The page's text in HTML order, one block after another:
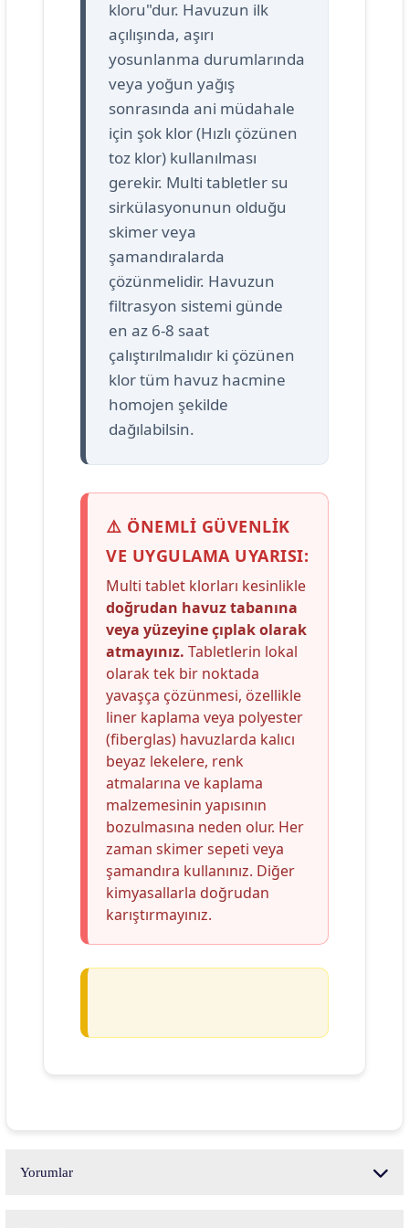
kloru"dur. Havuzun ilk
açılışında, aşırı
yosunlanma durumlarında
veya yoğun yağış
sonrasında ani müdahale
için şok klor (Hızlı çözünen
toz klor) kullanılması
gerekir. Multi tabletler su
sirkülasyonunun olduğu
skimer veya
şamandıralarda
çözünmelidir. Havuzun
filtrasyon sistemi günde
en az 6-8 saat
çalıştırılmalıdır ki çözünen
klor tüm havuz hacmine
homojen şekilde
dağılabilsin.
⚠️ ÖNEMLİ GÜVENLİK
VE UYGULAMA UYARISI:
Multi tablet klorları kesinlikle
doğrudan havuz tabanına
veya yüzeyine çıplak olarak
atmayınız. Tabletlerin lokal
olarak tek bir noktada
yavaşça çözünmesi, özellikle
liner kaplama veya polyester
(fiberglas) havuzlarda kalıcı
beyaz lekelere, renk
atmalarına ve kaplama
malzemesinin yapısının
bozulmasına neden olur. Her
zaman skimer sepeti veya
şamandıra kullanınız. Diğer
kimyasallarla doğrudan
karıştırmayınız.
Yorumlar